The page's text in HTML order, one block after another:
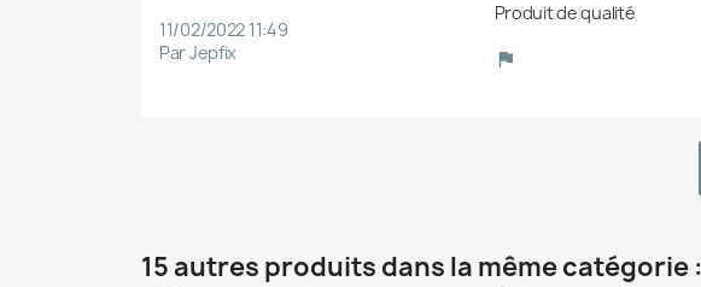
11/02/2022 11:49
Par Jepfix
Produit de qualité
15 autres produits dans la même catégorie :